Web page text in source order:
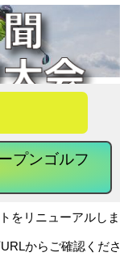
プンゴルフ
をリニューアルし
からご確認くだ